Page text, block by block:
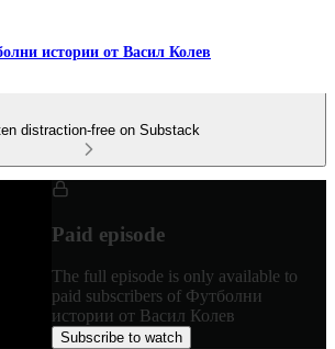
истории от Васил Колев
distraction-free on Substack
Paid episode
The full episode is only available to
paid subscribers of Футболни
истории от Васил Колев
Subscribe to watch